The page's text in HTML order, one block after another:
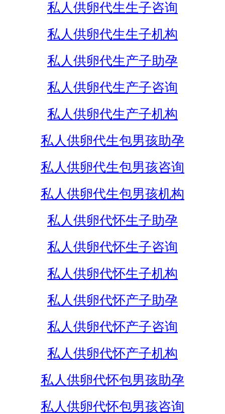
私人供卵代生生子咨询
私人供卵代生生子机构
私人供卵代生产子助孕
私人供卵代生产子咨询
私人供卵代生产子机构
私人供卵代生包男孩助孕
私人供卵代生包男孩咨询
私人供卵代生包男孩机构
私人供卵代怀生子助孕
私人供卵代怀生子咨询
私人供卵代怀生子机构
私人供卵代怀产子助孕
私人供卵代怀产子咨询
私人供卵代怀产子机构
私人供卵代怀包男孩助孕
私人供卵代怀包男孩咨询